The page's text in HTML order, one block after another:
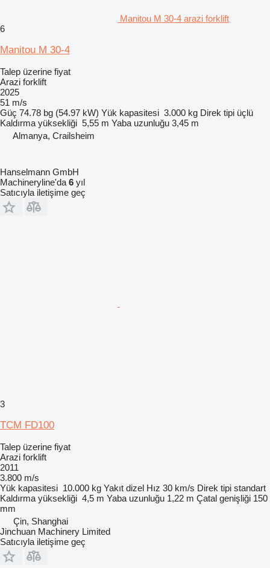
Manitou M 30-4 arazi forklift
6
Manitou M 30-4
Talep üzerine fiyat
Arazi forklift
2025
51 m/s
Güç 74.78 bg (54.97 kW) Yük kapasitesi 3.000 kg Direk tipi üçlü
Kaldırma yüksekliği 5,55 m Yaba uzunluğu 3,45 m
Almanya, Crailsheim
Hanselmann GmbH
Machineryline'da 6 yıl
Satıcıyla iletişime geç
3
TCM FD100
Talep üzerine fiyat
Arazi forklift
2011
3.800 m/s
Yük kapasitesi 10.000 kg Yakıt dizel Hız 30 km/s Direk tipi standart
Kaldırma yüksekliği 4,5 m Yaba uzunluğu 1,22 m Çatal genişliği 150
mm
Çin, Shanghai
Jinchuan Machinery Limited
Satıcıyla iletişime geç